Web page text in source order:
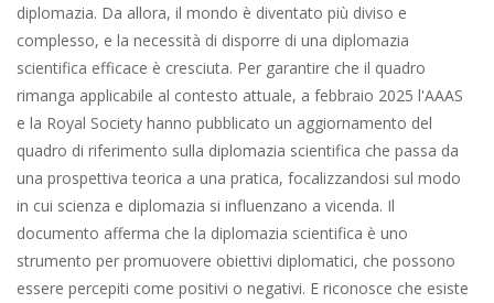
diplomazia. Da allora, il mondo è diventato più diviso e
complesso, e la necessità di disporre di una diplomazia
scientifica efficace è cresciuta. Per garantire che il quadro
rimanga applicabile al contesto attuale, a febbraio 2025 l'AAAS
e la Royal Society hanno pubblicato un aggiornamento del
quadro di riferimento sulla diplomazia scientifica che passa da
una prospettiva teorica a una pratica, focalizzandosi sul modo
in cui scienza e diplomazia si influenzano a vicenda. Il
documento afferma che la diplomazia scientifica è uno
strumento per promuovere obiettivi diplomatici, che possono
essere percepiti come positivi o negativi. E riconosce che esiste